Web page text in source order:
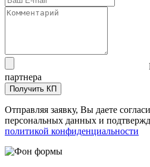
партнера
Получить КП
Отправляя заявку, Вы даете
персональных данных и
политикой конфиденциальности